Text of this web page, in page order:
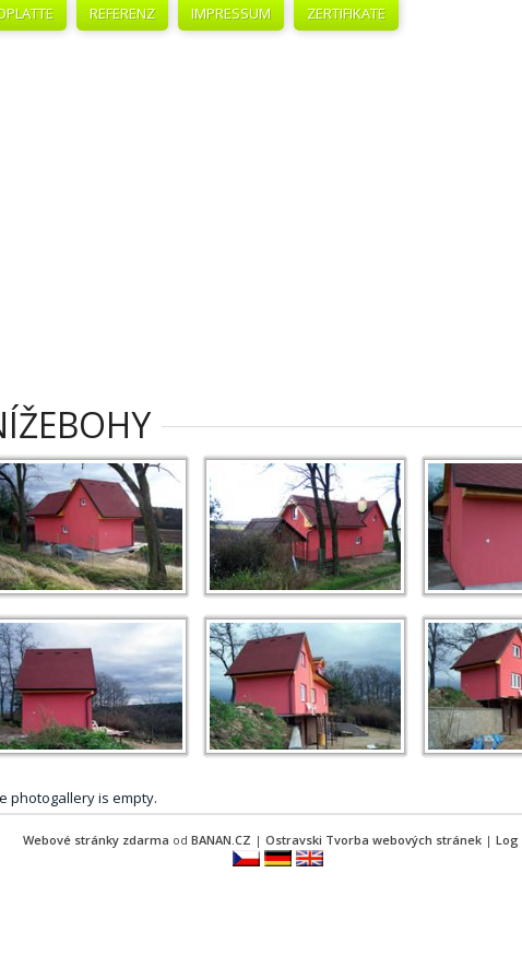
REFERENZ IMPRESSUM ZERTIFIKATE
photogallery is empty.
Webové stránky zdarma od BANAN.CZ | Ostravski Tvorba webových stránek | Log